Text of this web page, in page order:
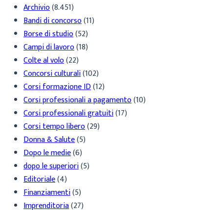
Archivio(8.451)
Bandi di concorso(11)
Borse di studio(52)
Campi di lavoro(18)
Colte al volo(22)
Concorsi culturali(102)
Corsi formazione ID(12)
Corsi professionali a pagamento(10)
Corsi professionali gratuiti(17)
Corsi tempo libero(29)
Donna & Salute(5)
Dopo le medie(6)
dopo le superiori(5)
Editoriale(4)
Finanziamenti(5)
Imprenditoria(27)